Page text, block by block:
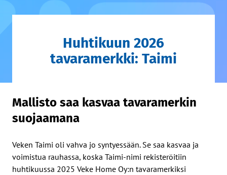
Huhtikuun 2026
tavaramerkki: Taimi
Mallisto saa kasvaa tavaramerkin
suojaamana
Veken Taimi oli vahva jo syntyessään. Se saa kasvaa ja
voimistua rauhassa, koska Taimi-nimi rekisteröitiin
huhtikuussa 2025 Veke Home Oy:n tavaramerkiksi